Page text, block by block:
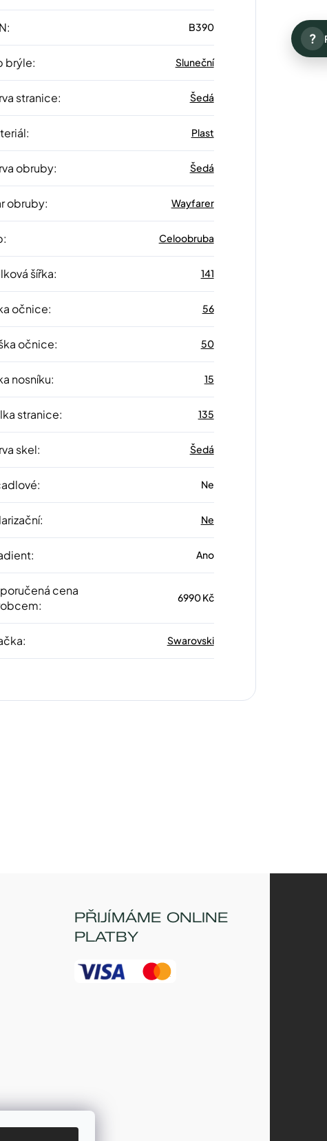
: B390
brýle: Sluneční
stranice: Šedá
: Plast
obruby: Šedá
obruby: Wayfarer
: Celoobruba
šířka: 141
očnice: 56
očnice: 50
nosníku: 15
stranice: 135
skel: Šedá
: Ne
: Ne
: Ano
cena
:
6990 Kč
: Swarovski
PŘIJÍMÁME ONLINE
PLATBY
?